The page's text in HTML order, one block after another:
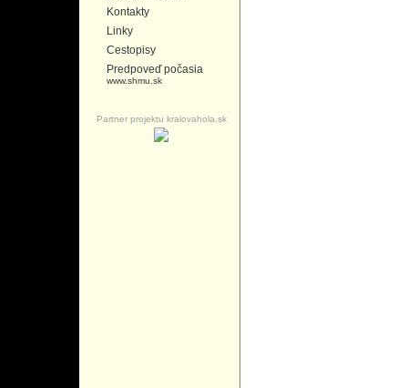
Kontakty
Linky
Cestopisy
Predpoveď počasia
www.shmu.sk
Partner projektu kralovahola.sk